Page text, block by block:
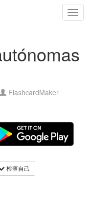
FlashcardMaker
检查自己